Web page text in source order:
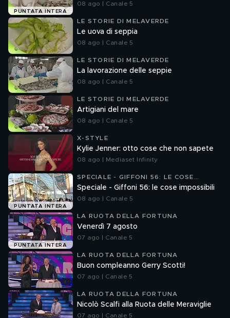
PUNTATA INTERA
08 ago | Canale 5
LE STORIE DI MELAVERDE
Le uova di seppia
08 ago | Canale 5
LE STORIE DI MELAVERDE
La lavorazione delle seppie
08 ago | Canale 5
LE STORIE DI MELAVERDE
Artigiani del mare
08 ago | Canale 5
X-STYLE
Kylie Jenner: otto cose che non sapete
08 ago | Mediaset Infinity
PUNTATA INTERA
SPECIALE - GIFFONI 56: LE COSE
IMPOSSIBILI
Speciale - Giffoni 56: le cose impossibili
08 ago | Canale 5
PUNTATA INTERA
LA RUOTA DELLA FORTUNA
Venerdì 7 agosto
07 ago | Canale 5
LA RUOTA DELLA FORTUNA
Buon compleanno Gerry Scotti!
07 ago | Canale 5
LA RUOTA DELLA FORTUNA
Nicolò Scalfi alla Ruota delle Meraviglie
07 ago | Canale 5